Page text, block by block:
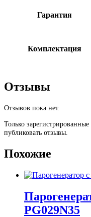
Гарантия
Комплектация
Отзывы
Отзывов пока нет.
Только
публиковать отзывы.
Похожие
PG029N35